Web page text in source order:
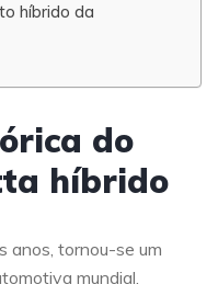
híbrido da
do
híbrido
anos, tornou-se um
mundial,